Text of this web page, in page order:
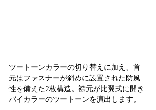
ツートーンカラーの切り替えに加え、首
元はファスナーが斜めに設置された防風
性を備えた2枚構造。襟元が比翼式に開き
バイカラーのツートーンを演出します。